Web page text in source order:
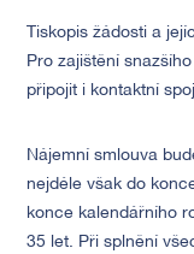
Tiskopis žádosti a
Pro zajištění
připojit i kontaktní
Nájemní smlouva
nejdéle však do
konce kalendářního
35 let. Při splnění